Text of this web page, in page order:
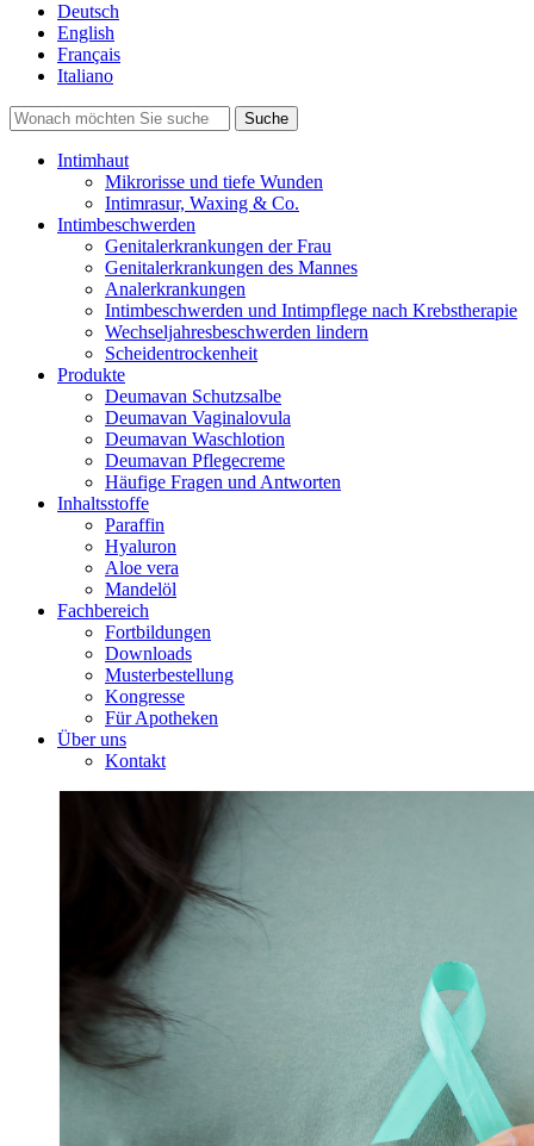
Deutsch
English
Français
Italiano
Intimhaut
Mikrorisse und tiefe Wunden
Intimrasur, Waxing & Co.
Intimbeschwerden
Genitalerkrankungen der Frau
Genitalerkrankungen des Mannes
Analerkrankungen
Intimbeschwerden und Intimpflege nach Krebstherapie
Wechseljahresbeschwerden lindern
Scheidentrockenheit
Produkte
Deumavan Schutzsalbe
Deumavan Vaginalovula
Deumavan Waschlotion
Deumavan Pflegecreme
Häufige Fragen und Antworten
Inhaltsstoffe
Paraffin
Hyaluron
Aloe vera
Mandelöl
Fachbereich
Fortbildungen
Downloads
Musterbestellung
Kongresse
Für Apotheken
Über uns
Kontakt